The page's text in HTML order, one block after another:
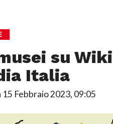
su
Italia
15 Febbraio 2023, 09:05